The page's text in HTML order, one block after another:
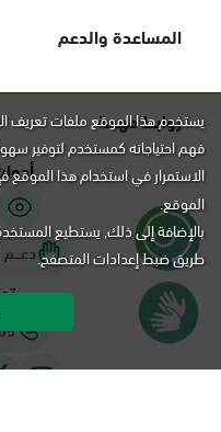
المساعدة والدعم
روابط مهمة
دعـــم
يستخدم هذا الموقع ملفات تعريف
فهم احتياجاته كمستخدم لتوفير
الاستمرار في استخدام هذا الموقع
الموقع.
بالإضافة إلى ذلك, يستطيع
طريق ضبط إعدادات المتصفح.